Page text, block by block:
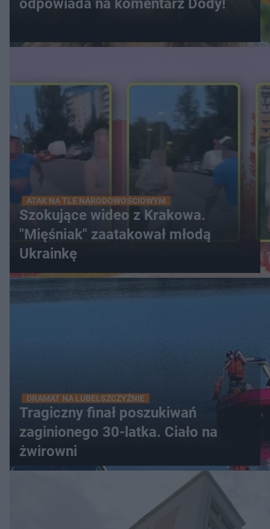
odpowiada na komentarz Dody!
ATAK NA TLE NARODOWOŚCIOWYM
Szokujące wideo z Krakowa.
"Mięśniak" zaatakował młodą
Ukrainkę
DRAMAT NA LUBELSZCZYŹNIE
Tragiczny finał poszukiwań
zaginionego 30-latka. Ciało na
żwirowni